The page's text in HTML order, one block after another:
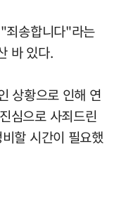
죄송합니다"라는
바 있다.
상황으로 인해 연
심으로 사죄드린
할 시간이 필요했